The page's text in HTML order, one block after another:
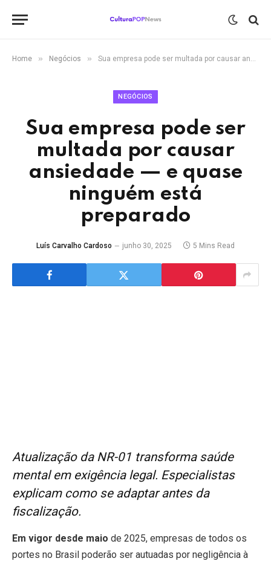
Home » Negócios » Sua empresa pode ser multada por causar ansiedade — e quase ninguém está preparado
NEGÓCIOS
Sua empresa pode ser
multada por causar
ansiedade — e quase
ninguém está
preparado
Luís Carvalho Cardoso junho 30, 2025 5 Mins Read
Atualização da NR-01 transforma saúde
mental em exigência legal. Especialistas
explicam como se adaptar antes da
fiscalização.
Em vigor desde maio de 2025, empresas de todos os
portes no Brasil poderão ser autuadas por negligência à